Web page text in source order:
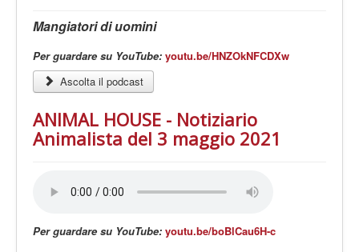
Mangiatori di uomini
Per guardare su YouTube: youtu.be/HNZOkNFCDXw
Ascolta il podcast
ANIMAL HOUSE - Notiziario
Animalista del 3 maggio 2021
Per guardare su YouTube: youtu.be/boBlCau6H-c